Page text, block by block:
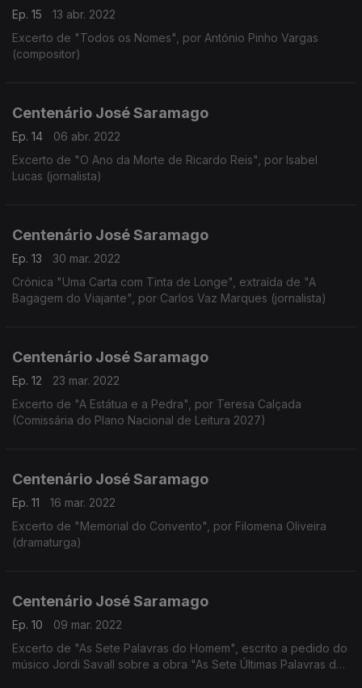
Ep. 15
13 abr. 2022
Excerto de "Todos os Nomes", por António Pinho Vargas
(compositor)
Centenário José Saramago
Ep. 14
06 abr. 2022
Excerto de "O Ano da Morte de Ricardo Reis", por Isabel
Lucas (jornalista)
Centenário José Saramago
Ep. 13
30 mar. 2022
Crónica "Uma Carta com Tinta de Longe", extraída de "A
Bagagem do Viajante", por Carlos Vaz Marques (jornalista)
Centenário José Saramago
Ep. 12
23 mar. 2022
Excerto de "A Estátua e a Pedra", por Teresa Calçada
(Comissária do Plano Nacional de Leitura 2027)
Centenário José Saramago
Ep. 11
16 mar. 2022
Excerto de "Memorial do Convento", por Filomena Oliveira
(dramaturga)
Centenário José Saramago
Ep. 10
09 mar. 2022
Excerto de "As Sete Palavras do Homem", escrito a pedido do
músico Jordi Savall sobre a obra "As Sete Últimas Palavras de